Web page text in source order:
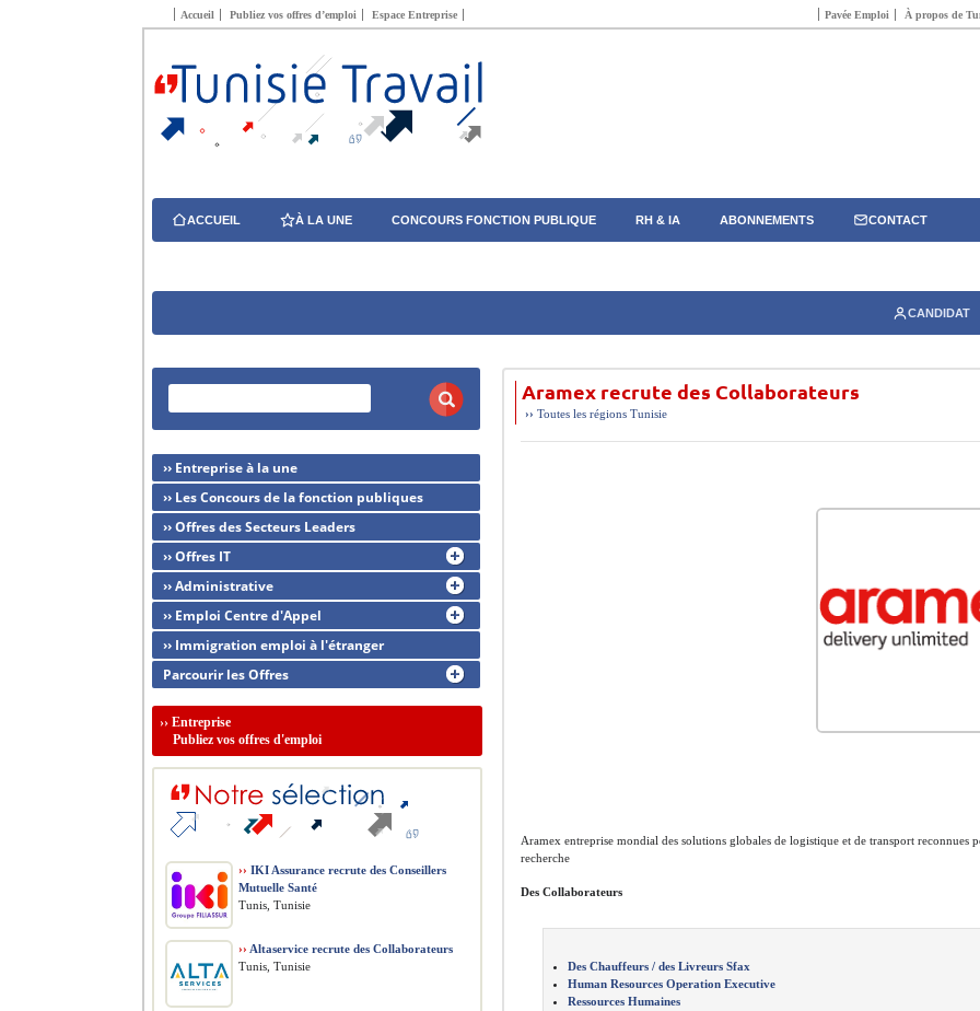
Accueil Publiez vos offres d’emploi Espace Entreprise Pavée Emploi À propos de
ACCUEIL À LA UNE CONCOURS FONCTION PUBLIQUE RH & IA ABONNEMENTS CONTACT
CANDIDAT
Aramex recrute des Collaborateurs
›› Toutes les régions Tunisie
Aramex entreprise mondial des solutions globales de logistique et de transport reconnues
recherche
Des Collaborateurs
Des Chauffeurs / des Livreurs Sfax
Human Resources Operation Executive
Ressources Humaines
›› Entreprise à la une
›› Les Concours de la fonction publiques
›› Offres des Secteurs Leaders
›› Offres IT
›› Administrative
›› Emploi Centre d'Appel
›› Immigration emploi à l'étranger
Parcourir les Offres
›› Entreprise
Publiez vos offres d'emploi
›› IKI Assurance recrute des Conseillers
Mutuelle Santé
Tunis, Tunisie
›› Altaservice recrute des Collaborateurs
Tunis, Tunisie